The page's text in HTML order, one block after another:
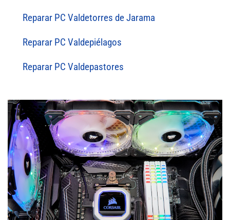
Reparar PC Valdetorres de Jarama
Reparar PC Valdepiélagos
Reparar PC Valdepastores